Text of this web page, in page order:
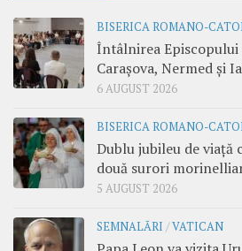
BISERICA ROMANO-
Întâlnirea
Carașova, Nermed și
6 AUGUST 2026
BISERICA ROMANO-
Dublu jubileu de viață
două surori
5 AUGUST 2026
SEMNALĂRI /VATICAN